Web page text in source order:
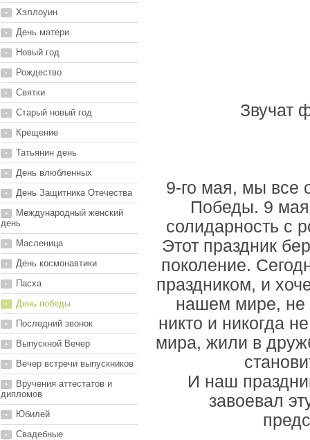
Хэллоуин
День матери
Новый год
Рождество
Святки
Старый новый год
Крещение
Татьянин день
День влюбленных
День Защитника Отечества
Международный женский
день
Масленица
День космонавтики
Пасха
День победы
Последний звонок
Выпускной Вечер
Вечер встречи выпускников
Вручения аттестатов и
дипломов
Юбилей
Свадебные
Звучат
9-го мая, мы все
Победы. 9 мая
солидарность с
Этот праздник
поколение.
праздником, и
нашем мире, не
никто и никогда
мира, жили в
И наш
завоевал